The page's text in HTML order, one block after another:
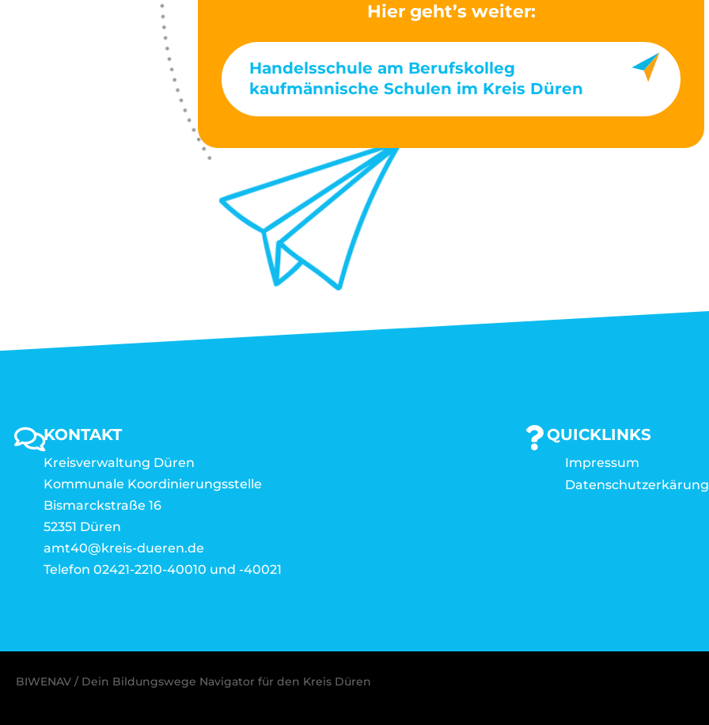
Hier geht’s weiter:
Handelsschule am Berufskolleg
kaufmännische Schulen im Kreis Düren
KONTAKT
Kreisverwaltung Düren
Kommunale Koordinierungsstelle
Bismarckstraße 16
52351 Düren
amt40@kreis-dueren.de
Telefon 02421-2210-40010 und -40021
QUICKLINKS
Impressum
Datenschutzerkärung
BIWENAV / Dein Bildungswege Navigator für den Kreis Düren